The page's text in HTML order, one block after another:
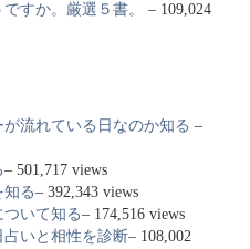
すか。厳選５書。
– 109,024
流れている日なのか知る –
– 501,717 views
る– 392,343 views
いて知る– 174,516 views
いと相性を診断– 108,002